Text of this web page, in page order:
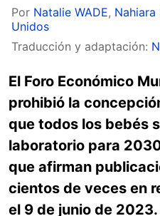
Por Natalie WADE, Nahiara
Unidos
Traducción y adaptación:
El Foro Económico
prohibió la
que todos los bebés
laboratorio para
que afirman
cientos de veces en
el 9 de junio de